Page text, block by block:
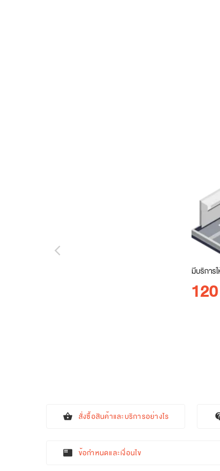
มีบริการ
120
arrow_back_ios_new
shopping_basket สั่งซื้อสินค้าและบริการอย่างไร
featured_play_list ข้อกำหนดและเงื่อนไข